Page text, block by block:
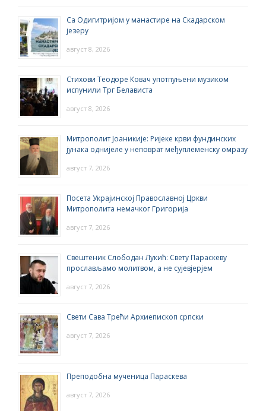
Са Одигитријом у манастире на Скадарском
језеру
август 8, 2026
Стихови Теодоре Ковач употпуњени музиком
испунили Трг Белависта
август 8, 2026
Митрополит Јоаникије: Ријеке крви фундинских
јунака однијеле у неповрат међуплеменску омразу
август 7, 2026
Посета Украјинској Православној Цркви
Митрополита немачког Григорија
август 7, 2026
Свештеник Слободан Лукић: Свету Параскеву
прослављамо молитвом, а не сујевјерјем
август 7, 2026
Свети Сава Трећи Архиепископ српски
август 7, 2026
Преподобна мученица Параскева
август 7, 2026